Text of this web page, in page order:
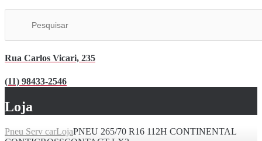
Rua Carlos Vicari, 235
(11) 98433-2546
Loja
Pneu Serv carLojaPNEU 265/70 R16 112H CONTINENTAL